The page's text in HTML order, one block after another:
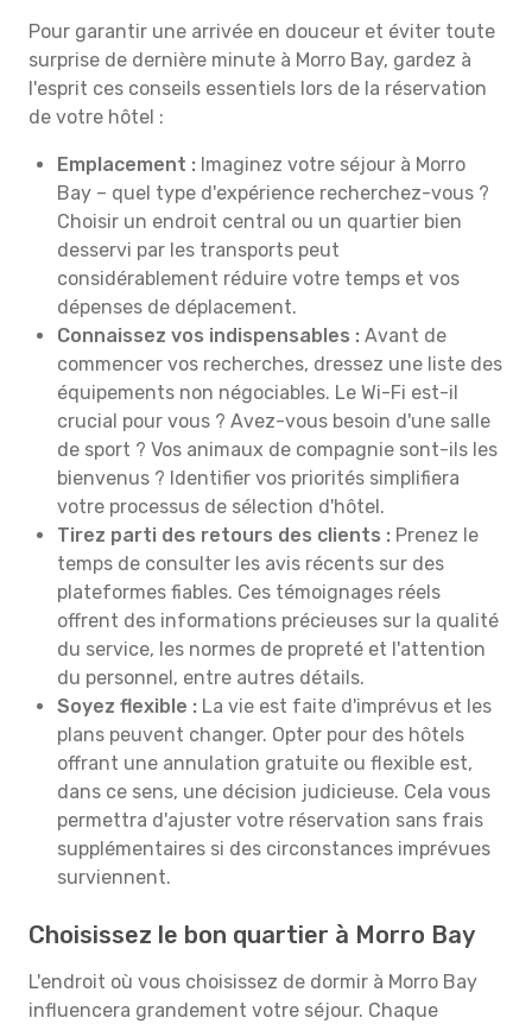
Pour garantir une arrivée en douceur et éviter toute
surprise de dernière minute à Morro Bay, gardez à
l'esprit ces conseils essentiels lors de la réservation
de votre hôtel :
Emplacement : Imaginez votre séjour à Morro
Bay – quel type d'expérience recherchez-vous ?
Choisir un endroit central ou un quartier bien
desservi par les transports peut
considérablement réduire votre temps et vos
dépenses de déplacement.
Connaissez vos indispensables : Avant de
commencer vos recherches, dressez une liste des
équipements non négociables. Le Wi-Fi est-il
crucial pour vous ? Avez-vous besoin d'une salle
de sport ? Vos animaux de compagnie sont-ils les
bienvenus ? Identifier vos priorités simplifiera
votre processus de sélection d'hôtel.
Tirez parti des retours des clients : Prenez le
temps de consulter les avis récents sur des
plateformes fiables. Ces témoignages réels
offrent des informations précieuses sur la qualité
du service, les normes de propreté et l'attention
du personnel, entre autres détails.
Soyez flexible : La vie est faite d'imprévus et les
plans peuvent changer. Opter pour des hôtels
offrant une annulation gratuite ou flexible est,
dans ce sens, une décision judicieuse. Cela vous
permettra d'ajuster votre réservation sans frais
supplémentaires si des circonstances imprévues
surviennent.
Choisissez le bon quartier à Morro Bay
L'endroit où vous choisissez de dormir à Morro Bay
influencera grandement votre séjour. Chaque